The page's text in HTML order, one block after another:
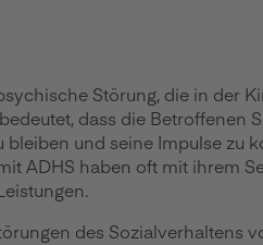
Störung, die in der
dass die Betroffenen
und seine Impulse zu
ADHS haben oft mit ihrem
des Sozialverhaltens